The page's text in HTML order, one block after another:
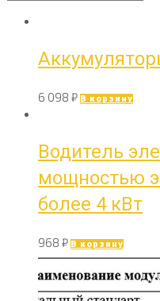
6 098 ₽ В корзину
Водитель
мощностью
более 4 кВт
968 ₽ В корзину